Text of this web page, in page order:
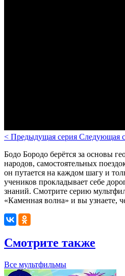
< Предыдущая серия Следующая
Бодо Бородо берётся за основы
народов, самостоятельных
он путается на каждом шагу и
учеников прокладывает себе
знаний. Смотрите серию
«Каменная волна» и вы узнаете,
Смотрите также
Все мультфильмы